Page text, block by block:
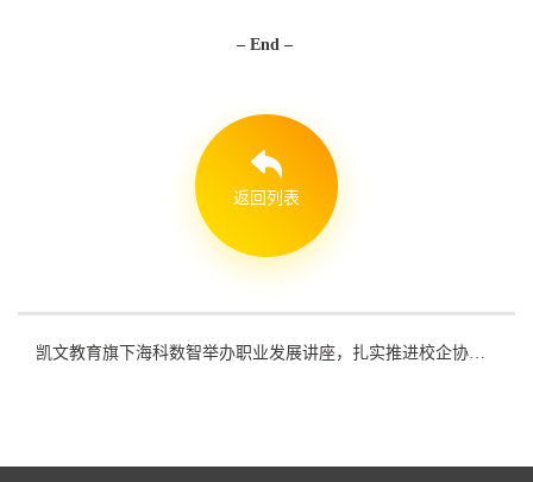
– End –
返回列表
凯文教育旗下海科数智举办职业发展讲座，扎实推进校企协同育人